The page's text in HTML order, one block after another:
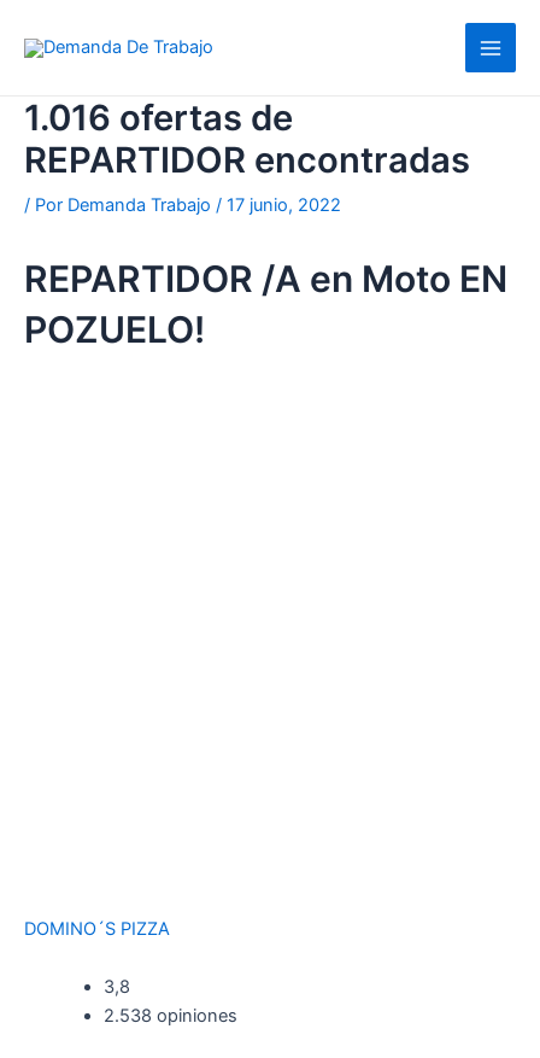
1.016 ofertas de
REPARTIDOR encontradas
/ Por Demanda Trabajo / 17 junio, 2022
REPARTIDOR /A en Moto EN
POZUELO!
DOMINO´S PIZZA
3,8
2.538 opiniones